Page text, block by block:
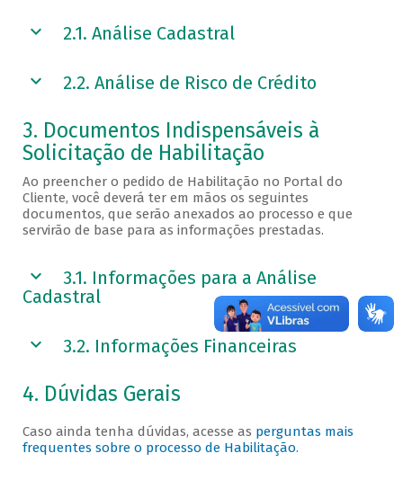
2.1. Análise Cadastral
2.2. Análise de Risco de Crédito
3. Documentos Indispensáveis à
Solicitação de Habilitação
Ao preencher o pedido de Habilitação no Portal do
Cliente, você deverá ter em mãos os seguintes
documentos, que serão anexados ao processo e que
servirão de base para as informações prestadas.
3.1. Informações para a Análise
Cadastral
3.2. Informações Financeiras
4. Dúvidas Gerais
Caso ainda tenha dúvidas, acesse as perguntas mais
frequentes sobre o processo de Habilitação.